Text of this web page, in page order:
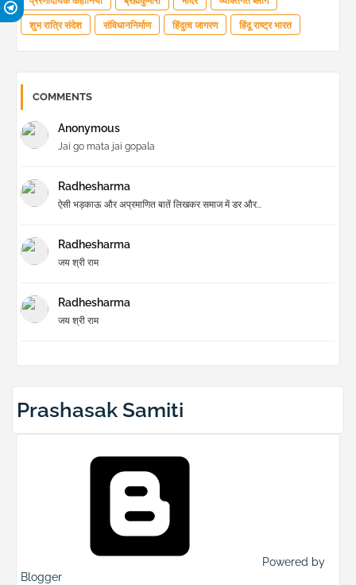
शुभ रात्रि संदेश संविधाननिर्माण हिंदुत्व जागरण हिंदू राष्ट्र भारत
COMMENTS
Anonymous
Jai go mata jai gopala
Radhesharma
ऐसी भड़काऊ और अप्रमाणित बातें लिखकर समाज में डर और...
Radhesharma
जय श्री राम
Radhesharma
जय श्री राम
Prashasak Samiti
Powered by
Blogger